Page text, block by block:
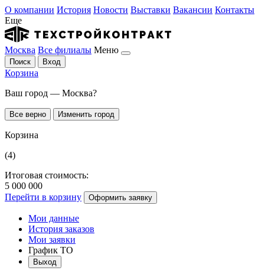
О компании История Новости Выставки Вакансии Контакты
Еще
Москва Все филиалы Меню
Поиск Вход
Корзина
Ваш город — Москва?
Все верно Изменить город
Корзина
(4)
Итоговая стоимость:
5 000 000
Перейти в корзину
Оформить заявку
Мои данные
История заказов
Мои заявки
График ТО
Выход